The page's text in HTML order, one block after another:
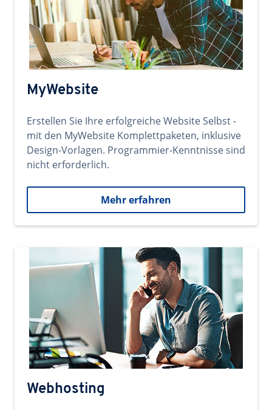
MyWebsite
Erstellen Sie Ihre erfolgreiche Website Selbst -
mit den MyWebsite Komplettpaketen, inklusive
Design-Vorlagen. Programmier-Kenntnisse sind
nicht erforderlich.
Mehr erfahren
Webhosting